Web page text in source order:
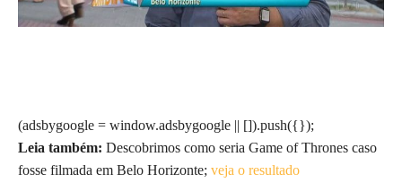
(adsbygoogle = window.adsbygoogle || []).push({});
Leia também: Descobrimos como seria Game of Thrones caso
fosse filmada em Belo Horizonte; veja o resultado